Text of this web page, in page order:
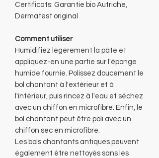
Certificats: Garantie bio Autriche,
Dermatest original
Comment utiliser
Humidifiez légèrement la pâte et
appliquez-en une partie sur l'éponge
humide fournie. Polissez doucement le
bol chantant à l'extérieur et à
l'intérieur, puis rincez à l'eau et séchez
avec un chiffon en microfibre. Enfin, le
bol chantant peut être poli avec un
chiffon sec en microfibre.
Les bols chantants antiques peuvent
également être nettoyés sans les